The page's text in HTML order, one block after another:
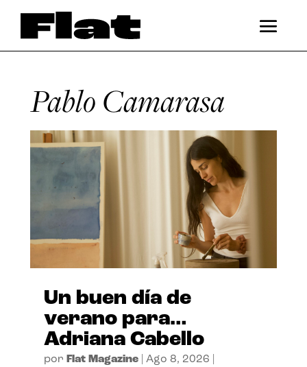
Pablo Camarasa
Un buen día de
verano para…
Adriana Cabello
por Flat Magazine| Ago 8, 2026